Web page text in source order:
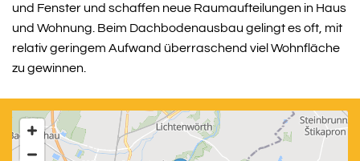
und Fenster und schaffen neue Raumaufteilungen in Haus
und Wohnung. Beim Dachbodenausbau gelingt es oft, mit
relativ geringem Aufwand überraschend viel Wohnfläche
zu gewinnen.